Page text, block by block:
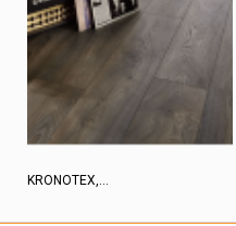
KRONOTEX,...